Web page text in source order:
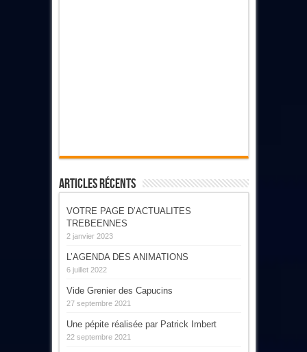
Articles Récents
VOTRE PAGE D’ACTUALITES
TREBEENNES
2 janvier 2023
L’AGENDA DES ANIMATIONS
6 juillet 2022
Vide Grenier des Capucins
27 septembre 2021
Une pépite réalisée par Patrick Imbert
22 septembre 2021